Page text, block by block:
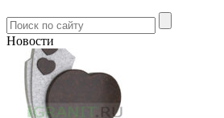
Новости